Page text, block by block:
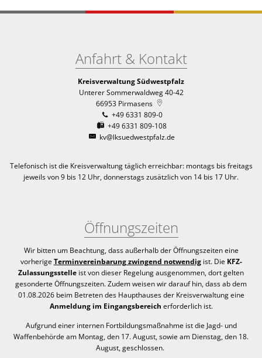
Anfahrt & Kontakt
Kreisverwaltung Südwestpfalz
Unterer Sommerwaldweg 40-42
66953 Pirmasens
+49 6331 809-0
+49 6331 809-108
kv@lksuedwestpfalz.de
Telefonisch ist die Kreisverwaltung täglich erreichbar: montags bis freitags
jeweils von 9 bis 12 Uhr, donnerstags zusätzlich von 14 bis 17 Uhr.
Öffnungszeiten
Wir bitten um Beachtung, dass außerhalb der Öffnungszeiten eine
vorherige Terminvereinbarung zwingend notwendigist. Die KFZ-
Zulassungsstelle ist von dieser Regelung ausgenommen, dort gelten
gesonderte Öffnungszeiten. Zudem weisen wir darauf hin, dass ab dem
01.08.2026 beim Betreten des Haupthauses der Kreisverwaltung eine
Anmeldung im Eingangsbereich erforderlich ist.
Aufgrund einer internen Fortbildungsmaßnahme ist die Jagd- und
Waffenbehörde am Montag, den 17. August, sowie am Dienstag, den 18.
August, geschlossen.